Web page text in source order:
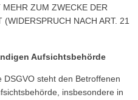
MEHR ZUM ZWECKE DER
NACH ART. 21
Aufsichts­behörde
steht den Betroffenen
insbesondere in